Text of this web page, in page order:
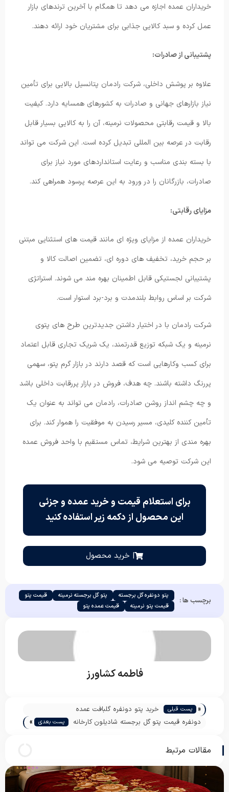
خریداران عمده اجازه می دهد تا همگام با آخرین ترندهای بازار
عمل کرده و سبد کالایی جذابی برای مشتریان خود ارائه دهند.
پشتیبانی از صادرات:
علاوه بر پوشش داخلی، شرکت رادمان پتانسیل بالایی برای تأمین
نیاز بازارهای جهانی و صادرات به کشورهای همسایه دارد. کیفیت
بالا و قیمت رقابتی محصولات نرمینه، آن را به کالایی بسیار قابل
رقابت در عرصه بین المللی تبدیل کرده است. این شرکت می تواند
با بسته بندی مناسب و رعایت استانداردهای مورد نیاز برای
صادرات، بازرگانان را در ورود به این عرصه پرسود همراهی کند.
مزایای رقابتی:
خریداران عمده از مزایای ویژه ای مانند قیمت های استثنایی مبتنی
بر حجم خرید، تخفیف های دوره ای، تضمین اصالت کالا و
پشتیبانی لجستیکی قابل اطمینان بهره مند می شوند. استراتژی
شرکت بر اساس روابط بلندمدت و برد-برد استوار است.
شرکت رادمان با در اختیار داشتن جدیدترین طرح های پتوی
نرمینه و یک شبکه توزیع قدرتمند، یک شریک تجاری قابل اعتماد
برای کسب وکارهایی است که قصد دارند در بازار گرم پتو، سهمی
پررنگ داشته باشند. چه هدف، فروش در بازار پررقابت داخلی باشد
و چه چشم انداز روشن صادرات، رادمان می تواند به عنوان یک
تأمین کننده کلیدی، مسیر رسیدن به موفقیت را هموار کند. برای
بهره مندی از بهترین شرایط، تماس مستقیم با واحد فروش عمده
این شرکت توصیه می شود.
برای استعلام قیمت و خرید عمده و جزئی
این محصول از دکمه زیر استفاده کنید
| خرید محصول
برچسب ها : پتو دونفره گل برجسته پتو گل برجسته نرمینه
قیمت پتو
قیمت پتو نرمینه
قیمت عمده پتو
فاطمه کشاورز
« پست قبلی
خرید پتو دونفره گلبافت عمده
دونفره قیمت پتو گل برجسته شادیلون کارخانه
پست بعدی »
مقالات مرتبط